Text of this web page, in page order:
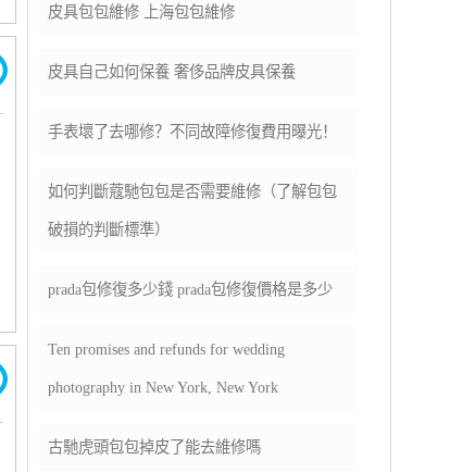
​皮具包包維修 上海包包維修
​皮具自己如何保養 奢侈品牌皮具保養
手表壞了去哪修？不同故障修復費用曝光！
如何判斷蔻馳包包是否需要維修（了解包包
破損的判斷標準）
prada包修復多少錢 prada包修復價格是多少
Ten promises and refunds for wedding
photography in New York, New York
古馳虎頭包包掉皮了能去維修嗎